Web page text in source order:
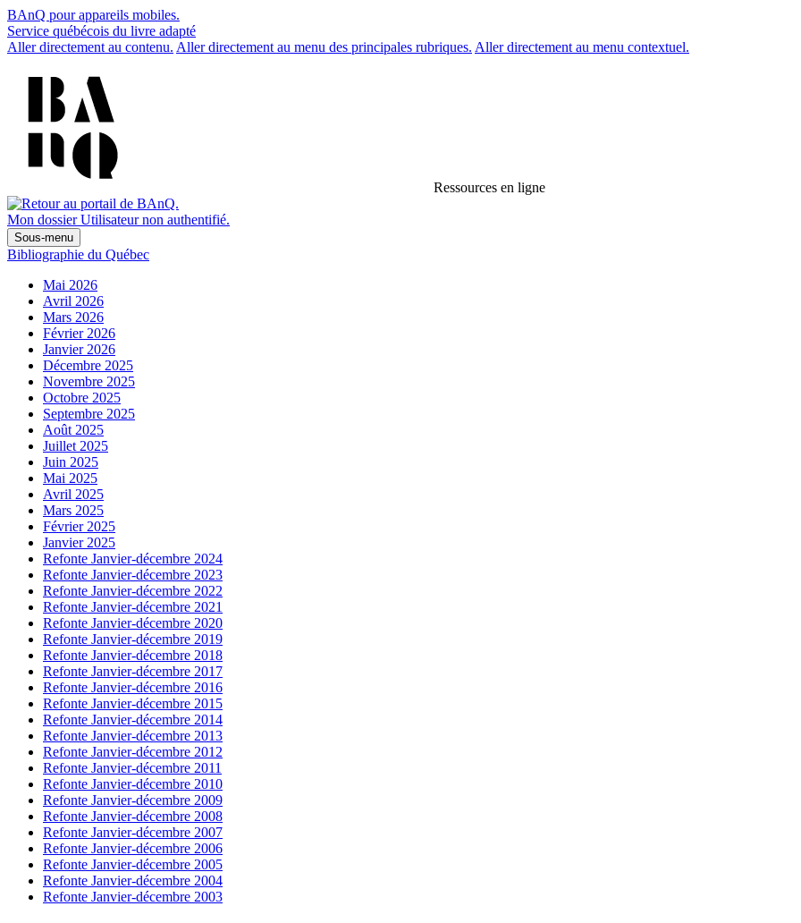
BAnQ pour appareils mobiles.
Service québécois du livre adapté
Aller directement au contenu. Aller directement au menu des principales rubriques. Aller directement au menu contextuel.
Ressources en ligne
Mon dossier Utilisateur non authentifié.
Sous-menu
Bibliographie du Québec
Mai 2026
Avril 2026
Mars 2026
Février 2026
Janvier 2026
Décembre 2025
Novembre 2025
Octobre 2025
Septembre 2025
Août 2025
Juillet 2025
Juin 2025
Mai 2025
Avril 2025
Mars 2025
Février 2025
Janvier 2025
Refonte Janvier-décembre 2024
Refonte Janvier-décembre 2023
Refonte Janvier-décembre 2022
Refonte Janvier-décembre 2021
Refonte Janvier-décembre 2020
Refonte Janvier-décembre 2019
Refonte Janvier-décembre 2018
Refonte Janvier-décembre 2017
Refonte Janvier-décembre 2016
Refonte Janvier-décembre 2015
Refonte Janvier-décembre 2014
Refonte Janvier-décembre 2013
Refonte Janvier-décembre 2012
Refonte Janvier-décembre 2011
Refonte Janvier-décembre 2010
Refonte Janvier-décembre 2009
Refonte Janvier-décembre 2008
Refonte Janvier-décembre 2007
Refonte Janvier-décembre 2006
Refonte Janvier-décembre 2005
Refonte Janvier-décembre 2004
Refonte Janvier-décembre 2003